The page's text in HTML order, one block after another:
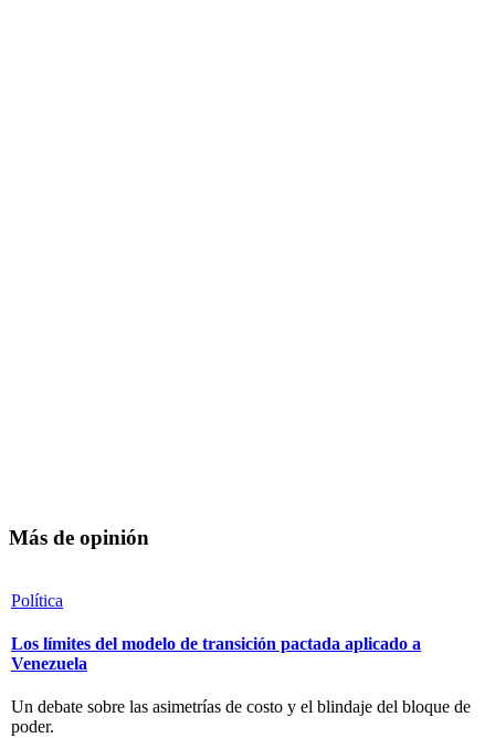
Más de opinión
Política
Los límites del modelo de transición pactada aplicado a
Venezuela
Un debate sobre las asimetrías de costo y el blindaje del bloque de
poder.